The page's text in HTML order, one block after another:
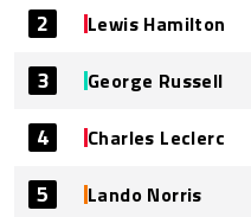
2 Lewis Hamilton
3 George Russell
4 Charles Leclerc
5 Lando Norris